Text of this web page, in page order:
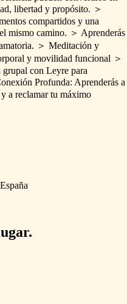
libertad y propósito. ＞
compartidos y una
el mismo camino. ＞ Aprenderás
＞ Meditación y
y movilidad funcional ＞
grupal con Leyre para
Profunda: Aprenderás a
y a reclamar tu máximo